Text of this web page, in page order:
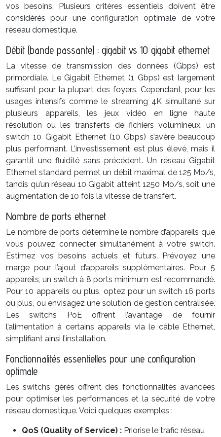
vos besoins. Plusieurs critères essentiels doivent être
considérés pour une configuration optimale de votre
réseau domestique.
Débit (bande passante) : gigabit vs 10 gigabit ethernet
La vitesse de transmission des données (Gbps) est
primordiale. Le Gigabit Ethernet (1 Gbps) est largement
suffisant pour la plupart des foyers. Cependant, pour les
usages intensifs comme le streaming 4K simultané sur
plusieurs appareils, les jeux vidéo en ligne haute
résolution ou les transferts de fichiers volumineux, un
switch 10 Gigabit Ethernet (10 Gbps) s’avère beaucoup
plus performant. L’investissement est plus élevé, mais il
garantit une fluidité sans précédent. Un réseau Gigabit
Ethernet standard permet un débit maximal de 125 Mo/s,
tandis qu’un réseau 10 Gigabit atteint 1250 Mo/s, soit une
augmentation de 10 fois la vitesse de transfert.
Nombre de ports ethernet
Le nombre de ports détermine le nombre d’appareils que
vous pouvez connecter simultanément à votre switch.
Estimez vos besoins actuels et futurs. Prévoyez une
marge pour l’ajout d’appareils supplémentaires. Pour 5
appareils, un switch à 8 ports minimum est recommandé.
Pour 10 appareils ou plus, optez pour un switch 16 ports
ou plus, ou envisagez une solution de gestion centralisée.
Les switchs PoE offrent l’avantage de fournir
l’alimentation à certains appareils via le câble Ethernet,
simplifiant ainsi l’installation.
Fonctionnalités essentielles pour une configuration
optimale
Les switchs gérés offrent des fonctionnalités avancées
pour optimiser les performances et la sécurité de votre
réseau domestique. Voici quelques exemples :
QoS (Quality of Service) : Priorise le trafic réseau